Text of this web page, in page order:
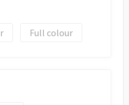
Full colour